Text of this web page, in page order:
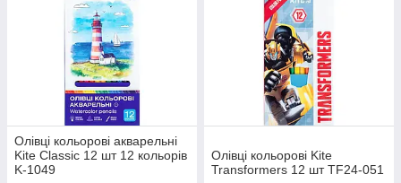
Олівці кольорові акварельні
Kite Classic 12 шт 12 кольорів
K-1049
Олівці кольорові Kite
Transformers 12 шт TF24-051